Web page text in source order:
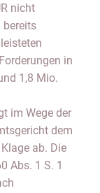
nicht
bereits
in
1,8 Mio.
im Wege der
dem
ab. Die
Abs. 1 S. 1